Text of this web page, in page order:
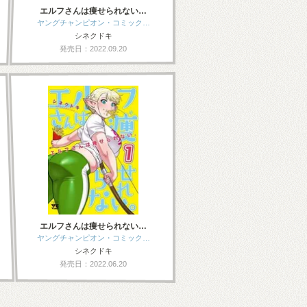
エルフさんは痩せられない…
ヤングチャンピオン・コミック…
シネクドキ
発売日：2022.09.20
エルフさんは痩せられない…
ヤングチャンピオン・コミック…
シネクドキ
発売日：2022.06.20